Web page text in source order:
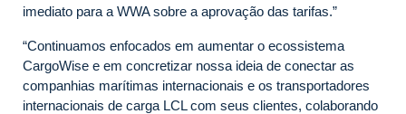
imediato para a WWA sobre a aprovação das tarifas.”
“Continuamos enfocados em aumentar o ecossistema
CargoWise e em concretizar nossa ideia de conectar as
companhias marítimas internacionais e os transportadores
internacionais de carga LCL com seus clientes, colaborando